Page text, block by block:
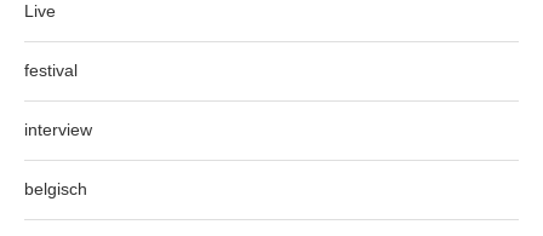
Live
festival
interview
belgisch